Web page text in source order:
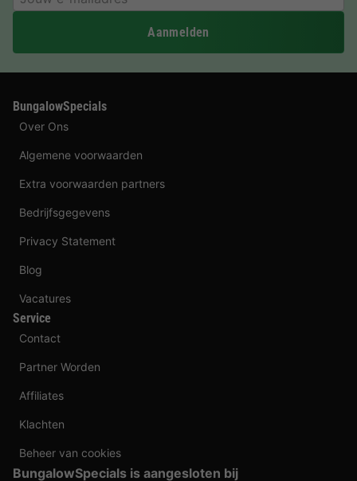
Aanmelden
BungalowSpecials
Over Ons
Algemene voorwaarden
Extra voorwaarden partners
Bedrijfsgegevens
Privacy Statement
Blog
Vacatures
Service
Contact
Partner Worden
Affiliates
Klachten
Beheer van cookies
BungalowSpecials is aangesloten bij